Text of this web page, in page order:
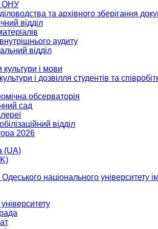
ОНУ
та архівного зберігання
відділ
аудиту
відділ
культури і мови
і дозвілля студентів та
обсерваторія
сад
відділ
2026
університету